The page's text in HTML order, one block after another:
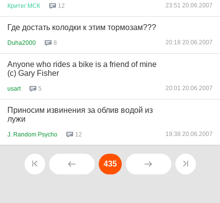
Критег МСК 12 23:51 20.06.2007
Где достать колодки к этим тормозам???
Duha2000 8 20:18 20.06.2007
Anyone who rides a bike is a friend of mine
(c) Gary Fisher
usart 5 20:01 20.06.2007
Приносим извинения за облив водой из
лужи
J. Random Psycho 12 19:38 20.06.2007
435